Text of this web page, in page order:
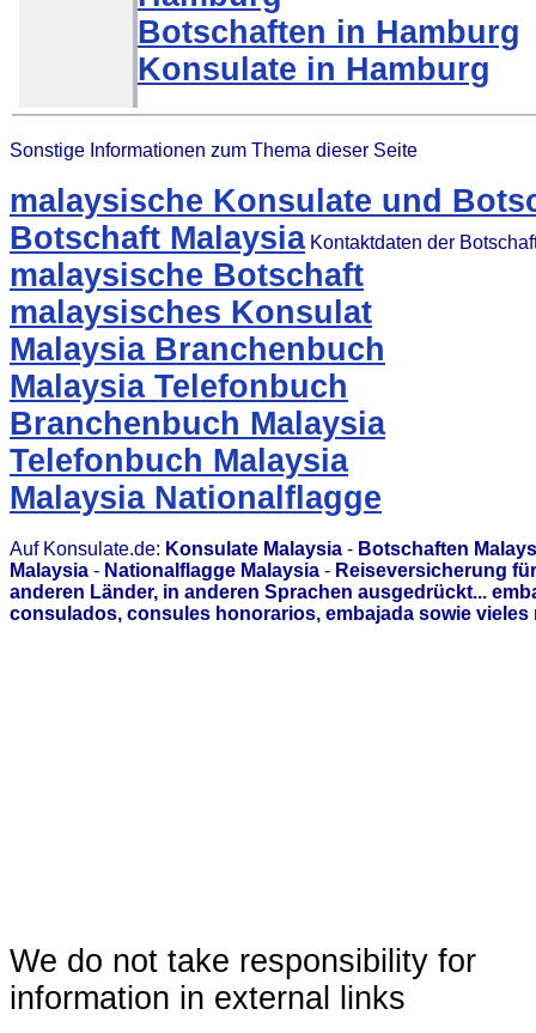
Botschaften in Hamburg
Konsulate in Hamburg
Sonstige Informationen zum Thema dieser Seite
malaysische Konsulate und
Botschaft MalaysiaKontaktdaten der
malaysische Botschaft
malaysisches Konsulat
Malaysia Branchenbuch
Malaysia Telefonbuch
Branchenbuch Malaysia
Telefonbuch Malaysia
Malaysia Nationalflagge
Auf Konsulate.de: Konsulate Malaysia - Botschaften
Malaysia - Nationalflagge Malaysia - Reiseversicherung
anderen Länder, in anderen Sprachen ausgedrückt...
consulados, consules honorarios, embajada sowie vieles
We do not take responsibility for
information in external links